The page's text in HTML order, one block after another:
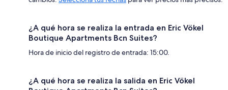
¿A qué hora se realiza la entrada en Eric Vökel
Boutique Apartments Bcn Suites?
Hora de inicio del registro de entrada: 15:00.
¿A qué hora se realiza la salida en Eric Vökel